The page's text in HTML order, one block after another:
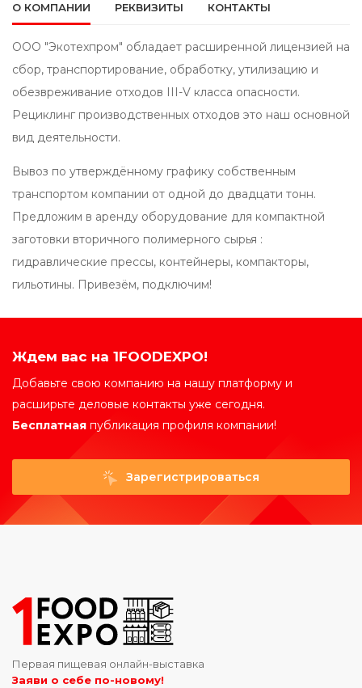
О КОМПАНИИ РЕКВИЗИТЫ КОНТАКТЫ
ООО "Экотехпром" обладает расширенной лицензией на
сбор, транспортирование, обработку, утилизацию и
обезвреживание отходов III-V класса опасности.
Рециклинг производственных отходов это наш основной
вид деятельности.
Вывоз по утверждённому графику собственным
транспортом компании от одной до двадцати тонн.
Предложим в аренду оборудование для компактной
заготовки вторичного полимерного сырья :
гидравлические прессы, контейнеры, компакторы,
гильотины. Привезём, подключим!
Ждем вас на 1FOODEXPO!
Добавьте свою компанию на нашу платформу и
расширьте деловые контакты уже сегодня.
Бесплатная публикация профиля компании!
Зарегистрироваться
Первая пищевая онлайн-выставка
Заяви о себе по-новому!